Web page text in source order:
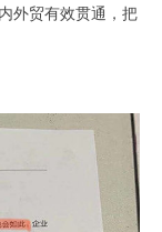
外贸有效贯通，把